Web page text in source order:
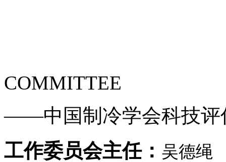
COMMITTEE
——中国制冷学会科技
工作委员会主任： 吴德绳